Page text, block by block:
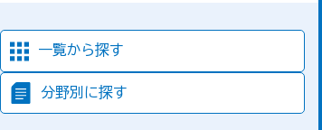
一覧から探す
分野別に探す